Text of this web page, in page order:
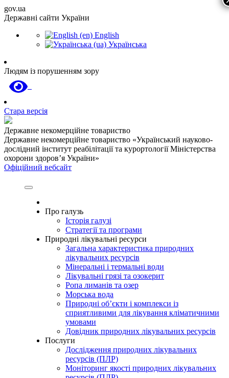
gov.ua
Державні сайти України
English
Українська
Людям із порушенням зору
Стара версія
Державне некомерційне товариство
Державне некомерційне товариство «Український науково-
дослідний інститут реабілітації та курортології Міністерства
охорони здоров’я України»
Офіційний вебсайт
Про галузь
Історія галузі
Стратегії та програми
Природні лікувальні ресурси
Загальна характеристика природних
лікувальних ресурсів
Мінеральні і термальні води
Лікувальні грязі та озокерит
Ропа лиманів та озер
Морська вода
Природні об’єкти і комплекси із
сприятливими для лікування кліматичними
умовами
Довідник природних лікувальних ресурсів
Послуги
Дослідження природних лікувальних
ресурсів (ПЛР)
Моніторинг якості природних лікувальних